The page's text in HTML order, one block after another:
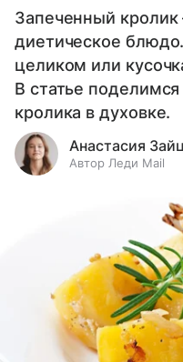
Запеченный
диетическое
целиком или
В статье
кролика в духовке.
Анастасия
Автор Леди Mail